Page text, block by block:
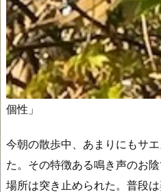
個性」
今朝の散歩中、あまりにもサ
た。その特徴ある鳴き声のお
場所は突き止められた。普段